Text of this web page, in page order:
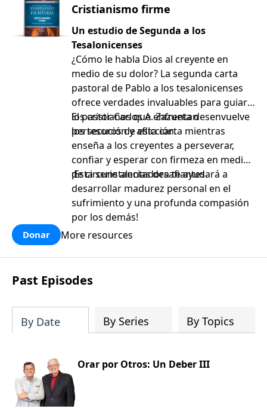
Cristianismo firme
Un estudio de Segunda a los
Tesalonicenses
¿Cómo le habla Dios al creyente en
medio de su dolor? La segunda carta
pastoral de Pablo a los tesalonicenses
ofrece verdades invaluables para guiar a
los cristianos que enfrentan
persecución y aflicción.
El pastor Carlos A. Zazueta desenvuelve
los tesoros de esta carta mientras
enseña a los creyentes a perseverar,
confiar y esperar con firmeza en medio
de circunstancias desafiantes.
¡Esta serie alentadora te ayudará a
desarrollar madurez personal en el
sufrimiento y una profunda compasión
por los demás!
Donar More resources
Past Episodes
By Date By Series By Topics
Orar por Otros: Un Deber III